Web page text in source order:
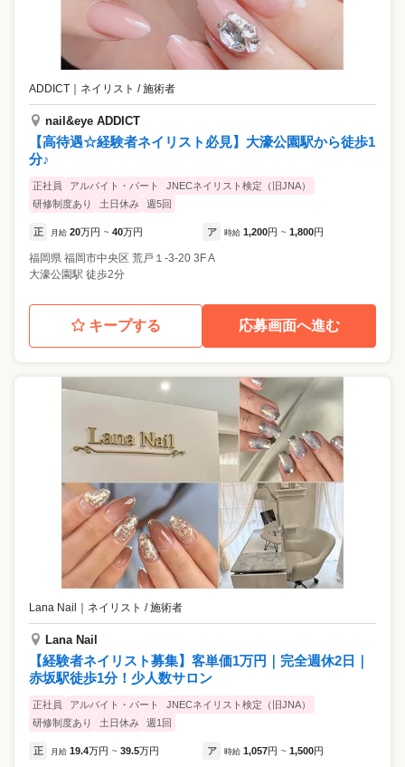
ADDICT ネイリスト / 施術者
nail&eye ADDICT
【高待遇☆経験者ネイリスト必見】大濠公園駅から徒歩1
分♪
正社員 アルバイト・パート
JNECネイリスト検定（旧JNA）
研修制度あり
土日休み 週5回
正 月給 20万円 ~ 40万円 ア 時給 1,200円 ~ 1,800円
福岡県 福岡市中央区 荒戸１-3-20 3F A
大濠公園駅 徒歩2分
キープする 応募画面へ進む
Lana Nail ネイリスト / 施術者
Lana Nail
【経験者ネイリスト募集】客単価1万円｜完全週休2日｜
赤坂駅徒歩1分！少人数サロン
正社員 アルバイト・パート
JNECネイリスト検定（旧JNA）
研修制度あり
土日休み 週1回
正 月給 19.4万円 ~ 39.5万円 ア 時給 1,057円 ~ 1,500円